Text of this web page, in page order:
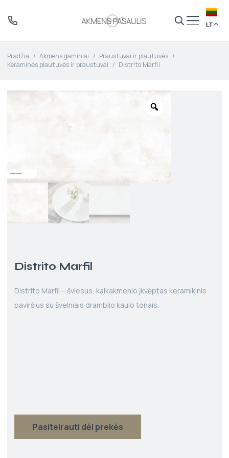
LT
Pradžia / Akmens gaminiai / Praustuvai ir plautuvės /
Keraminės plautuvės ir praustuvai / Distrito Marfil
Distrito Marfil
Distrito Marfil – šviesus, kalkakmenio įkvėptas keramikinis
paviršius su švelniais dramblio kaulo tonais.
Pasiteirauti dėl prekės